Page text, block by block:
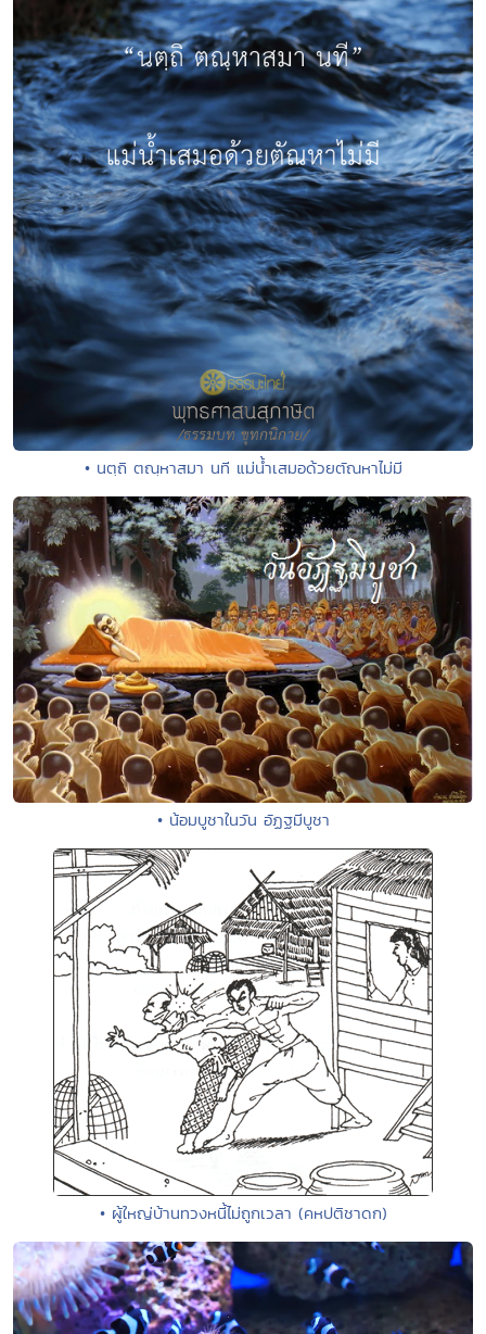
• นตฺถิ ตณฺหาสมา นที แม่น้ำเสมอด้วยตัณหาไม่มี
• น้อมบูชาในวัน อัฏฐมีบูชา
• ผู้ใหญ่บ้านทวงหนี้ไม่ถูกเวลา (คหปติชาดก)